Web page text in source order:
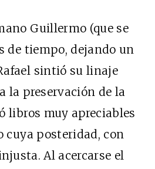
Guillermo (que se
de tiempo, dejando un
sintió su linaje
la preservación de la
libros muy apreciables
cuya posteridad, con
Al acercarse el